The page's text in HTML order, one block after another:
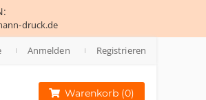
druck.de
Anmelden Registrieren
Warenkorb (0)